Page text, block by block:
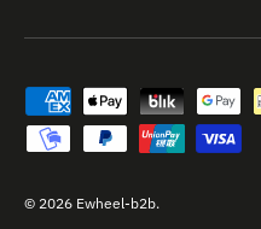
Formas de pago aceptadas
© 2026 Ewheel-b2b.